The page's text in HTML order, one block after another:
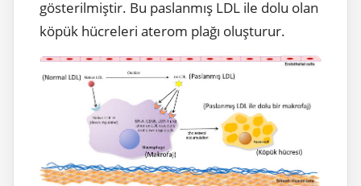
gösterilmiştir. Bu paslanmış LDL ile dolu olan
köpük hücreleri aterom plağı oluşturur.